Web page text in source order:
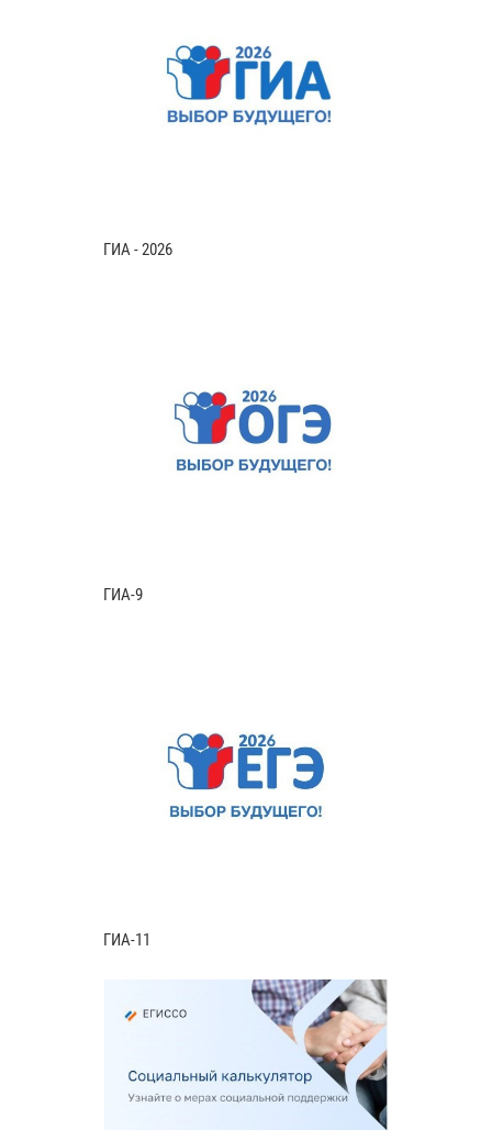
ГИА - 2026
ГИА-9
ГИА-11